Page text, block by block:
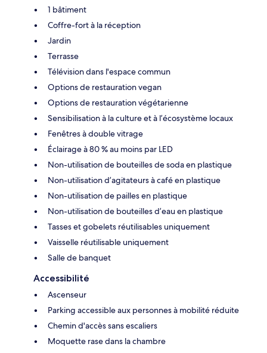
1 bâtiment
Coffre-fort à la réception
Jardin
Terrasse
Télévision dans l'espace commun
Options de restauration vegan
Options de restauration végétarienne
Sensibilisation à la culture et à l’écosystème locaux
Fenêtres à double vitrage
Éclairage à 80 % au moins par LED
Non-utilisation de bouteilles de soda en plastique
Non-utilisation d’agitateurs à café en plastique
Non-utilisation de pailles en plastique
Non-utilisation de bouteilles d’eau en plastique
Tasses et gobelets réutilisables uniquement
Vaisselle réutilisable uniquement
Salle de banquet
Accessibilité
Ascenseur
Parking accessible aux personnes à mobilité réduite
Chemin d'accès sans escaliers
Moquette rase dans la chambre